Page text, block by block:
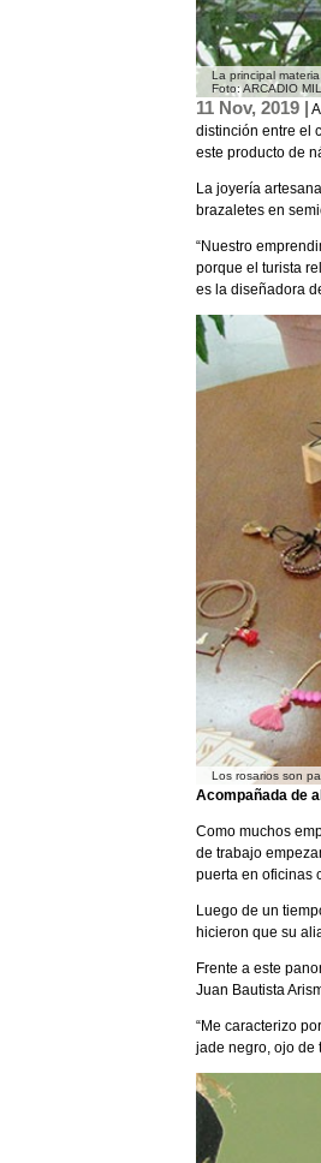
La principal
Foto: ARCADIO
11 Nov, 2019 |
distinción entre el
este producto de
La joyería
brazaletes en
“Nuestro
porque el turista
es la diseñadora
Los rosarios son
Acompañada de
Como muchos
de trabajo
puerta en oficinas
Luego de un
hicieron que su
Frente a este
Juan Bautista
“Me caracterizo
jade negro, ojo de